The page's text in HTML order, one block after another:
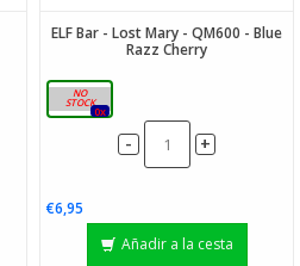
ELF Bar - Lost Mary - QM600 - Blue
Razz Cherry
20mg
0x
- +
€6,95
Añadir a la cesta